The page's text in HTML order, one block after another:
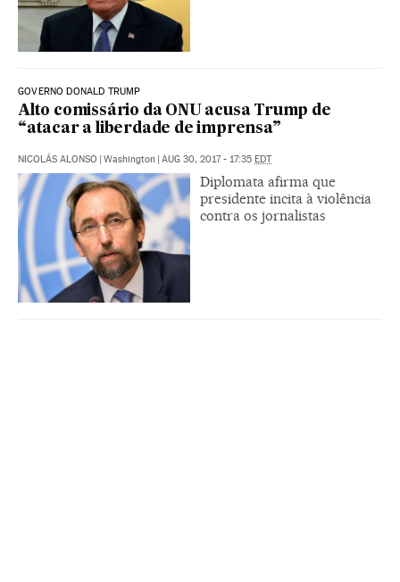
GOVERNO DONALD TRUMP
Alto comissário da ONU acusa Trump de
“atacar a liberdade de imprensa”
NICOLÁS ALONSO | Washington | AUG 30, 2017 - 17:35 EDT
Diplomata afirma que
presidente incita à violência
contra os jornalistas